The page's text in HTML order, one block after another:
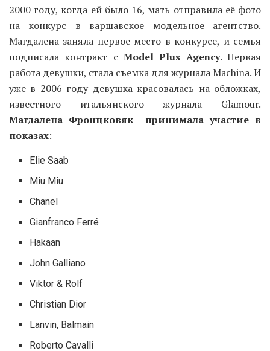
2000 году, когда ей было 16, мать отправила её фото
на конкурс в варшавское модельное агентство.
Магдалена заняла первое место в конкурсе, и семья
подписала контракт с Model Plus Agency. Первая
работа девушки, стала съемка для журнала Machina. И
уже в 2006 году девушка красовалась на обложках,
известного итальянского журнала Glamour.
Магдалена Фронцковяк принимала участие в
показах:
Elie Saab
Miu Miu
Chanel
Gianfranco Ferré
Hakaan
John Galliano
Viktor & Rolf
Christian Dior
Lanvin, Balmain
Roberto Cavalli